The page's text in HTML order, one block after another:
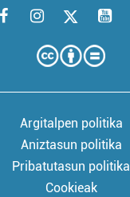
Argitalpen politika
Aniztasun politika
Pribatutasun politika
Cookieak